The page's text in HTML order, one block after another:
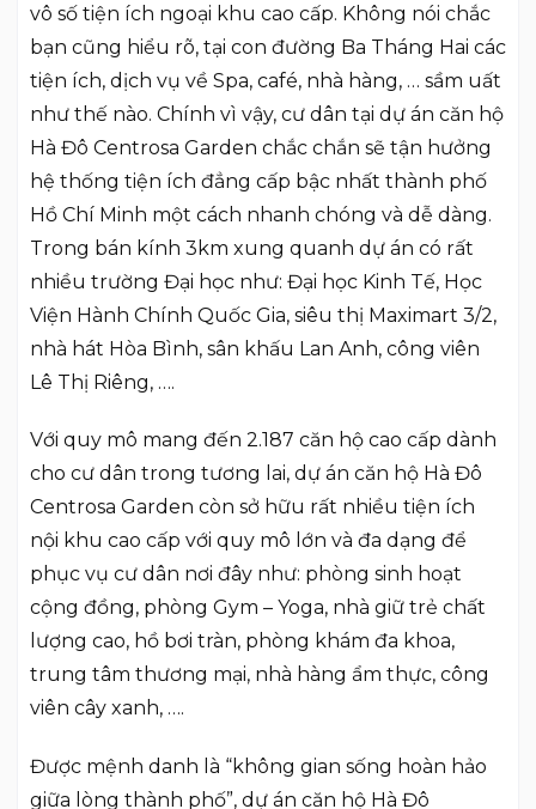
vô số tiện ích ngoại khu cao cấp. Không nói chắc
bạn cũng hiểu rõ, tại con đường Ba Tháng Hai các
tiện ích, dịch vụ về Spa, café, nhà hàng, … sầm uất
như thế nào. Chính vì vậy, cư dân tại dự án căn hộ
Hà Đô Centrosa Garden chắc chắn sẽ tận hưởng
hệ thống tiện ích đẳng cấp bậc nhất thành phố
Hồ Chí Minh một cách nhanh chóng và dễ dàng.
Trong bán kính 3km xung quanh dự án có rất
nhiều trường Đại học như: Đại học Kinh Tế, Học
Viện Hành Chính Quốc Gia, siêu thị Maximart 3/2,
nhà hát Hòa Bình, sân khấu Lan Anh, công viên
Lê Thị Riêng, ….
Với quy mô mang đến 2.187 căn hộ cao cấp dành
cho cư dân trong tương lai, dự án căn hộ Hà Đô
Centrosa Garden còn sở hữu rất nhiều tiện ích
nội khu cao cấp với quy mô lớn và đa dạng để
phục vụ cư dân nơi đây như: phòng sinh hoạt
cộng đồng, phòng Gym – Yoga, nhà giữ trẻ chất
lượng cao, hồ bơi tràn, phòng khám đa khoa,
trung tâm thương mại, nhà hàng ẩm thực, công
viên cây xanh, ….
Được mệnh danh là “không gian sống hoàn hảo
giữa lòng thành phố”, dự án căn hộ Hà Đô